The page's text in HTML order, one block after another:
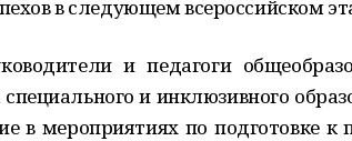
в следующем всероссийском
и педагоги
и инклюзивного
в мероприятиях по подготовке